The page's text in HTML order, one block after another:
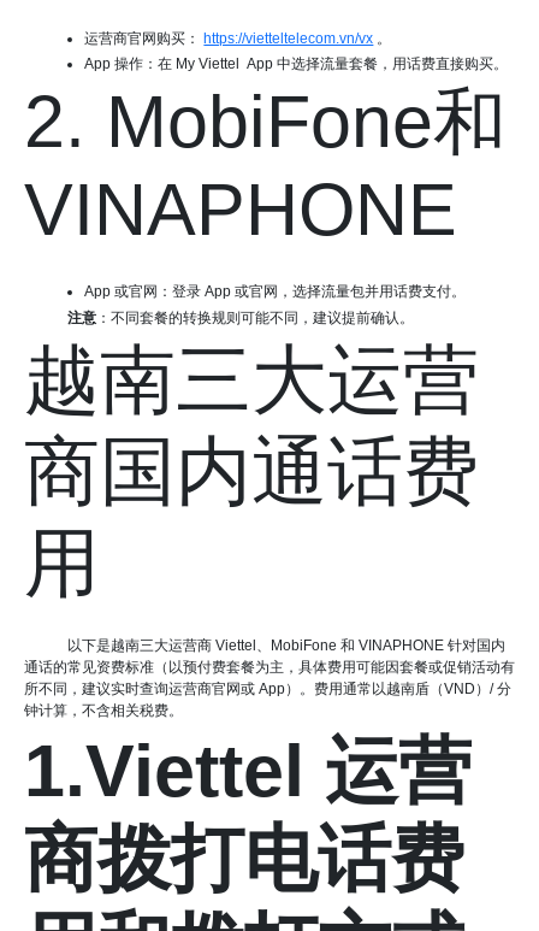
运营商官网购买：https://vietteltelecom.vn/vx 。
App 操作：在 My Viettel App 中选择流量套餐，用话费直接购买。
2. MobiFone和
VINAPHONE
App 或官网：登录 App 或官网，选择流量包并用话费支付。
注意 ：不同套餐的转换规则可能不同，建议提前确认。
越南三大运营
商国内通话费
用
以下是越南三大运营商 Viettel、MobiFone 和 VINAPHONE 针对国内
通话的常见资费标准（以预付费套餐为主，具体费用可能因套餐或促销活动有
所不同，建议实时查询运营商官网或 App）。费用通常以越南盾（VND）/ 分
钟计算，不含相关税费。
1.Viettel 运营
商拨打电话费